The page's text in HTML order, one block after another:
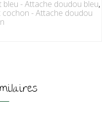
- Attache doudou bleu,
- Attache doudou